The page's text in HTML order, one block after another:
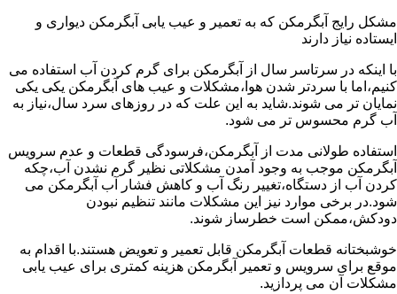
مشکل رایج آبگرمکن که به تعمیر و عیب یابی آبگرمکن دیواری و
ایستاده نیاز دارند
با اینکه در سرتاسر سال از آبگرمکن برای گرم کردن آب استفاده می
کنیم،اما با سردتر شدن هوا،مشکلات و عیب های آبگرمکن یکی یکی
نمایان تر می شوند.شاید به این علت که در روزهای سرد سال،نیاز به
آب گرم محسوس تر می شود.
استفاده طولانی مدت از آبگرمکن،فرسودگی قطعات و عدم سرویس
آبگرمکن موجب به وجود آمدن مشکلاتی نظیر گرم نشدن آب،چکه
کردن آب از دستگاه،تغییر رنگ آب و کاهش فشار آب آبگرمکن می
شود.در برخی موارد نیز این مشکلات مانند تنظیم نبودن
دودکش،ممکن است خطرساز شوند.
خوشبختانه قطعات آبگرمکن قابل تعمیر و تعویض هستند.با اقدام به
موقع برای سرویس و تعمیر آبگرمکن هزینه کمتری برای عیب یابی
مشکلات آن می پردازید.